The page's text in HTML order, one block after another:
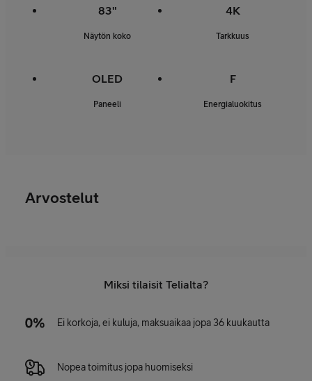
83"
Näytön koko
4K
Tarkkuus
OLED
Paneeli
F
Energialuokitus
Arvostelut
Miksi tilaisit Telialta?
Ei korkoja, ei kuluja, maksuaikaa jopa 36 kuukautta
Nopea toimitus jopa huomiseksi